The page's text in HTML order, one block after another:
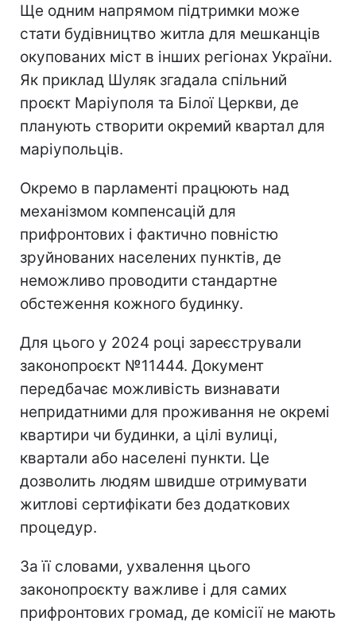
Ще одним напрямом підтримки може
стати будівництво житла для мешканців
окупованих міст в інших регіонах України.
Як приклад Шуляк згадала спільний
проєкт Маріуполя та Білої Церкви, де
планують створити окремий квартал для
маріупольців.
Окремо в парламенті працюють над
механізмом компенсацій для
прифронтових і фактично повністю
зруйнованих населених пунктів, де
неможливо проводити стандартне
обстеження кожного будинку.
Для цього у 2024 році зареєстрували
законопроєкт №11444. Документ
передбачає можливість визнавати
непридатними для проживання не окремі
квартири чи будинки, а цілі вулиці,
квартали або населені пункти. Це
дозволить людям швидше отримувати
житлові сертифікати без додаткових
процедур.
За її словами, ухвалення цього
законопроєкту важливе і для самих
прифронтових громад, де комісії не мають